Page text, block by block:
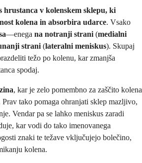
hrustanca v kolenskem sklepu, ki
kolena in absorbira udarce. Vsako
—enega na notranji strani (medialni
strani (lateralni meniskus). Skupaj
težo po kolenu, kar zmanjša
spodaj.
, kar je zelo pomembno za zaščito kolena
tako pomaga ohranjati sklep mazljivo,
Vendar pa se lahko meniskus zaradi
kar vodi do tako imenovanega
znaki te težave vključujejo bolečino,
kolena.